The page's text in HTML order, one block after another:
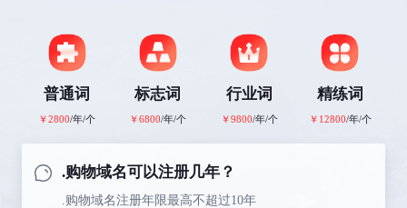
普通词
￥2800/年/个
标志词
￥6800/年/个
行业词
￥9800/年/个
精练词
￥12800/年/个
.购物域名可以注册几年？
.购物域名注册年限最高不超过10年